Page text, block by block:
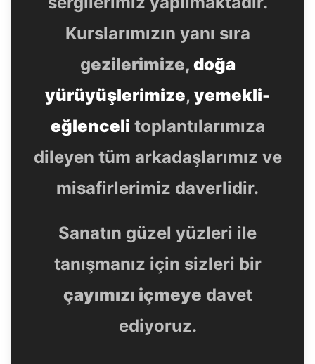
Kurslarımızın yanı sıra
gezilerimize, doğa
yürüyüşlerimize, yemekli-
eğlenceli toplantılarımıza
dileyen tüm arkadaşlarımız ve
misafirlerimiz daverlidir.
Sanatın güzel yüzleri ile
tanışmanız için sizleri bir
çayımızı içmeye davet
ediyoruz.